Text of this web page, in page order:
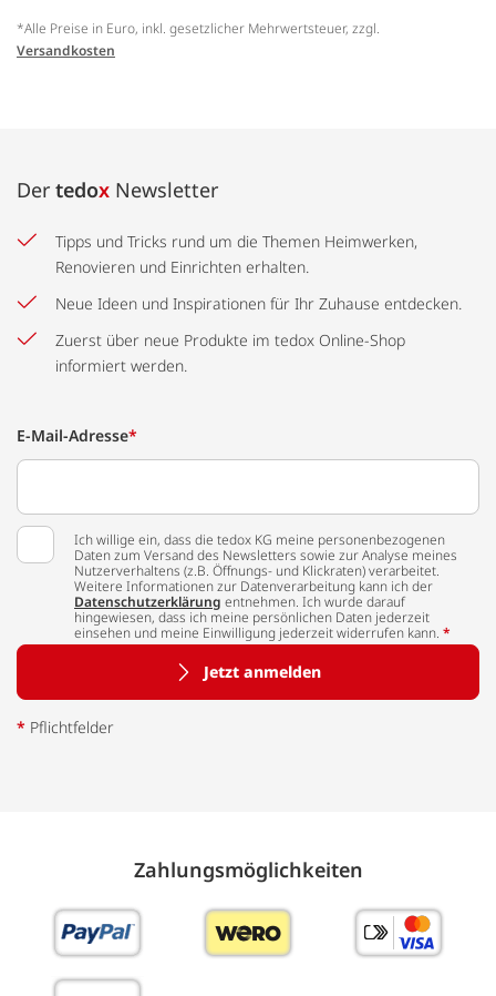
*Alle Preise in Euro, inkl. gesetzlicher Mehrwertsteuer, zzgl.
Versandkosten
Der tedox Newsletter
Tipps und Tricks rund um die Themen Heimwerken,
Renovieren und Einrichten erhalten.
Neue Ideen und Inspirationen für Ihr Zuhause entdecken.
Zuerst über neue Produkte im tedox Online-Shop
informiert werden.
E-Mail-Adresse*
Ich willige ein, dass die tedox KG meine personenbezogenen
Daten zum Versand des Newsletters sowie zur Analyse meines
Nutzerverhaltens (z.B. Öffnungs- und Klickraten) verarbeitet.
Weitere Informationen zur Datenverarbeitung kann ich der
Datenschutzerklärung entnehmen. Ich wurde darauf
hingewiesen, dass ich meine persönlichen Daten jederzeit
einsehen und meine Einwilligung jederzeit widerrufen kann. *
Jetzt anmelden
* Pflichtfelder
Zahlungs­möglich­keiten